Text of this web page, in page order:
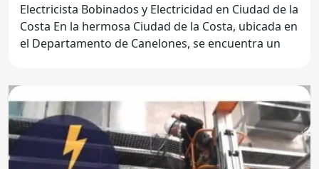
Electricista Bobinados y Electricidad en Ciudad de la
Costa En la hermosa Ciudad de la Costa, ubicada en
el Departamento de Canelones, se encuentra un